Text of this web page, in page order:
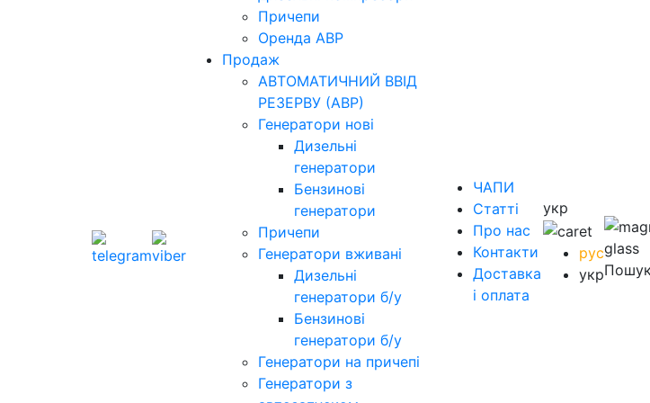
Причепи
Оренда АВР
Продаж
АВТОМАТИЧНИЙ ВВІД
РЕЗЕРВУ (АВР)
Генератори нові
Дизельні
генератори
Бензинові
генератори
Причепи
Генератори вживані
Дизельні
генератори б/у
Бензинові
генератори б/у
Генератори на причепі
Генератори з
ЧАПИ
Статті
Про нас
Контакти
Доставка
і оплата
укр
рус
укрПошук